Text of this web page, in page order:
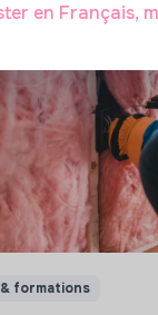
formations
en Français,